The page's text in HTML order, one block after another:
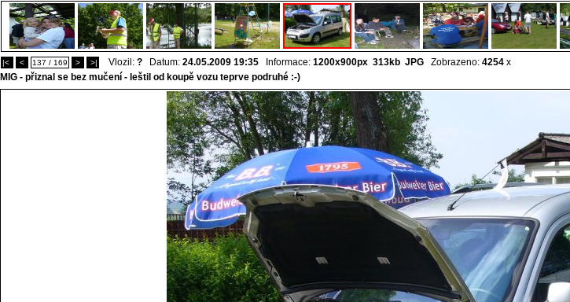
|< < 137 / 169 > >| Vlozil: ? Datum: 24.05.2009 19:35 Informace: 1200x900px 313kb JPG Zobrazeno: 4254 x
MIG - přiznal se bez mučení - leštil od koupě vozu teprve podruhé :-)